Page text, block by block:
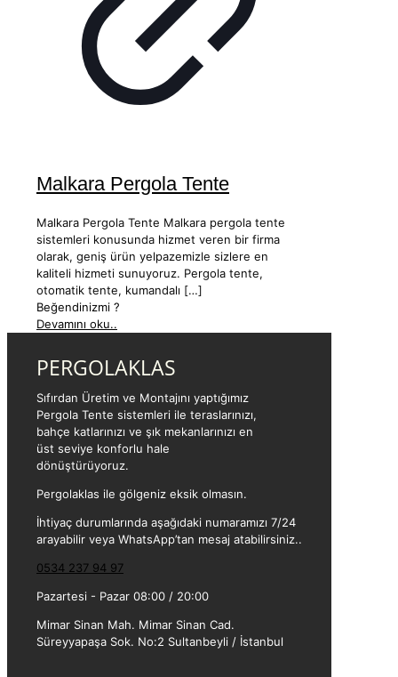
Malkara Pergola Tente
Malkara Pergola Tente Malkara pergola tente
sistemleri konusunda hizmet veren bir firma
olarak, geniş ürün yelpazemizle sizlere en
kaliteli hizmeti sunuyoruz. Pergola tente,
otomatik tente, kumandalı […]
Beğendinizmi ?
Devamını oku..
PERGOLAKLAS
Sıfırdan Üretim ve Montajını yaptığımız
Pergola Tente sistemleri ile teraslarınızı,
bahçe katlarınızı ve şık mekanlarınızı en
üst seviye konforlu hale
dönüştürüyoruz.
Pergolaklas ile gölgeniz eksik olmasın.
İhtiyaç durumlarında aşağıdaki numaramızı 7/24
arayabilir veya WhatsApp’tan mesaj atabilirsiniz..
0534 237 94 97
Pazartesi - Pazar 08:00 / 20:00
Mimar Sinan Mah. Mimar Sinan Cad.
Süreyyapaşa Sok. No:2 Sultanbeyli / İstanbul